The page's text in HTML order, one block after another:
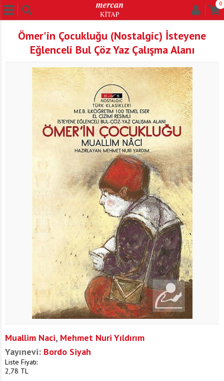
0
Ömer'in Çocukluğu (Nostalgic) İsteyene
Eğlenceli Bul Çöz Yaz Çalışma Alanı
Muallim Naci, Mehmet Nuri Yıldırım
Yayınevi: Bordo Siyah
Liste Fiyatı:
2,78 TL